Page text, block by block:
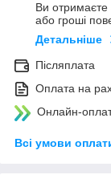
Ви
або гроші
Детальніше
Післяплата
Оплата на
Онлайн-
Всі умови